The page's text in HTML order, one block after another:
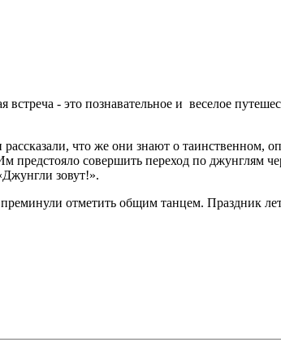
- это познавательное и веселое
что же они знают о таинственном,
совершить переход по джунглям
зовут!».
отметить общим танцем. Праздник